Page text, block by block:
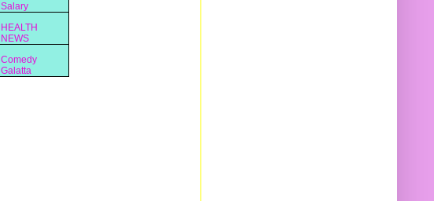
Salary
HEALTH
NEWS
Comedy
Galatta